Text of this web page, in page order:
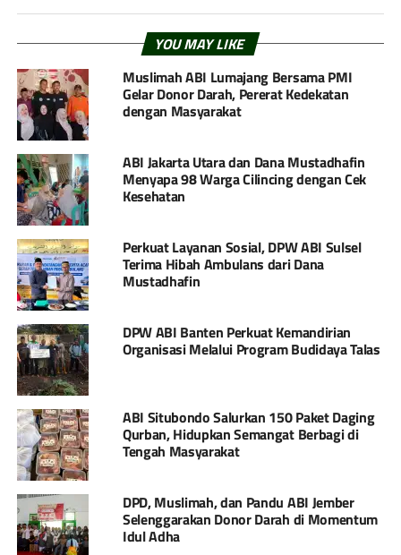
YOU MAY LIKE
Muslimah ABI Lumajang Bersama PMI
Gelar Donor Darah, Pererat Kedekatan
dengan Masyarakat
ABI Jakarta Utara dan Dana Mustadhafin
Menyapa 98 Warga Cilincing dengan Cek
Kesehatan
Perkuat Layanan Sosial, DPW ABI Sulsel
Terima Hibah Ambulans dari Dana
Mustadhafin
DPW ABI Banten Perkuat Kemandirian
Organisasi Melalui Program Budidaya Talas
ABI Situbondo Salurkan 150 Paket Daging
Qurban, Hidupkan Semangat Berbagi di
Tengah Masyarakat
DPD, Muslimah, dan Pandu ABI Jember
Selenggarakan Donor Darah di Momentum
Idul Adha